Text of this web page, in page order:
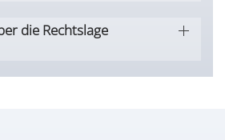
die Rechtslage